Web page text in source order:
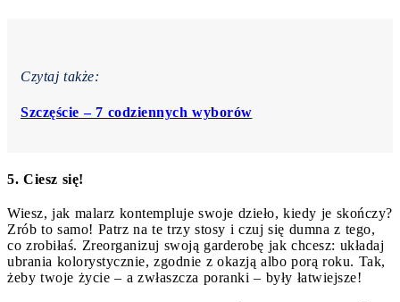
Czytaj także:
Szczęście – 7 codziennych wyborów
5. Ciesz się!
Wiesz, jak malarz kontempluje swoje dzieło, kiedy je skończy?
Zrób to samo! Patrz na te trzy stosy i czuj się dumna z tego,
co zrobiłaś. Zreorganizuj swoją garderobę jak chcesz: układaj
ubrania kolorystycznie, zgodnie z okazją albo porą roku. Tak,
żeby twoje życie – a zwłaszcza poranki – były łatwiejsze!